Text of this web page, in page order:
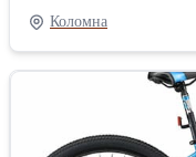
недавней инвентаризации. Если не оказалось в наличии
готовы подобрать
предложить доставку
доступны любые способы оплаты.
гарантию без
Коломна